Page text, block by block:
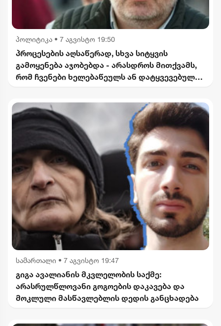
პოლიტიკა • 7 აგვისტო 19:50
პროცესების აღსაწერად, სხვა სიტყვის
გამოყენება აჯობებდა - არასდროს მითქვამს,
რომ ჩვენები ხელებაწეულს ან დატყვევებულს
სამართალი • 7 აგვისტო 19:47
გიგა ავალიანის მკვლელობის საქმე:
არასრულწლოვანი გოგოების დაკავება და
მოკლული მასწავლებლის დედის განცხადება